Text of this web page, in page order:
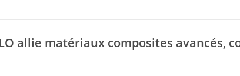
allie matériaux composites avancés,